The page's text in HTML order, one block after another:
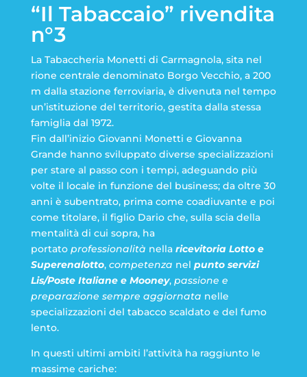
“Il Tabaccaio” rivendita
n°3
La Tabaccheria Monetti di Carmagnola, sita nel
rione centrale denominato Borgo Vecchio, a 200
m dalla stazione ferroviaria, è divenuta nel tempo
un’istituzione del territorio, gestita dalla stessa
famiglia dal 1972.
Fin dall’inizio Giovanni Monetti e Giovanna
Grande hanno sviluppato diverse specializzazioni
per stare al passo con i tempi, adeguando più
volte il locale in funzione del business; da oltre 30
anni è subentrato, prima come coadiuvante e poi
come titolare, il figlio Dario che, sulla scia della
mentalità di cui sopra, ha
portato professionalità nella ricevitoria Lotto e
Superenalotto, competenza nel punto servizi
Lis/Poste Italiane e Mooney, passione e
preparazione sempre aggiornata nelle
specializzazioni del tabacco scaldato e del fumo
lento.
In questi ultimi ambiti l’attività ha raggiunto le
massime cariche: